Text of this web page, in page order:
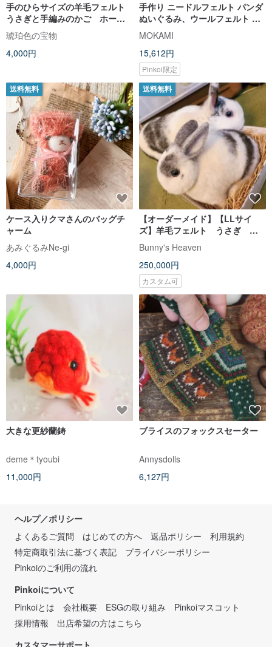
手のひらサイズの羊毛フェルト
うさぎと手編みのかご ホーラ
ンドロップ ブラック系 ミモ
ザに囲まれた小さな幸せ
琥珀色の宝物
4,000円
手作り ニードルフェルト パンダ
ぬいぐるみ、ウールフェルト 動
物 フィギュア、可愛いパンダ デ
コ プレゼント
MOKAMI
15,612円
Pinkoi限定
送料無料
ケース入りクマさんのバッグチ
ャーム
あみぐるみNe-gi
4,000円
送料無料
【オーダーメイド】【LLサイ
ズ】羊毛フェルト うさぎ ペ
ット うちの子 オーダー ぬ
いぐるみ 人形 プレゼント
ギフト
Bunny's Heaven
250,000円
カスタム可
大きな更紗蘭鋳
deme＊tyoubi
11,000円
ブライスのフォックスセーター
Annysdolls
6,127円
ヘルプ／ポリシー
よくあるご質問
はじめての方へ 返品ポリシー
利用規約
特定商取引法に基づく表記
プライバシーポリシー
Pinkoiのご利用の流れ
Pinkoiについて
Pinkoiとは
会社概要 ESGの取り組み
Pinkoiマスコット
採用情報
出店希望の方はこちら
カスタマーサポート